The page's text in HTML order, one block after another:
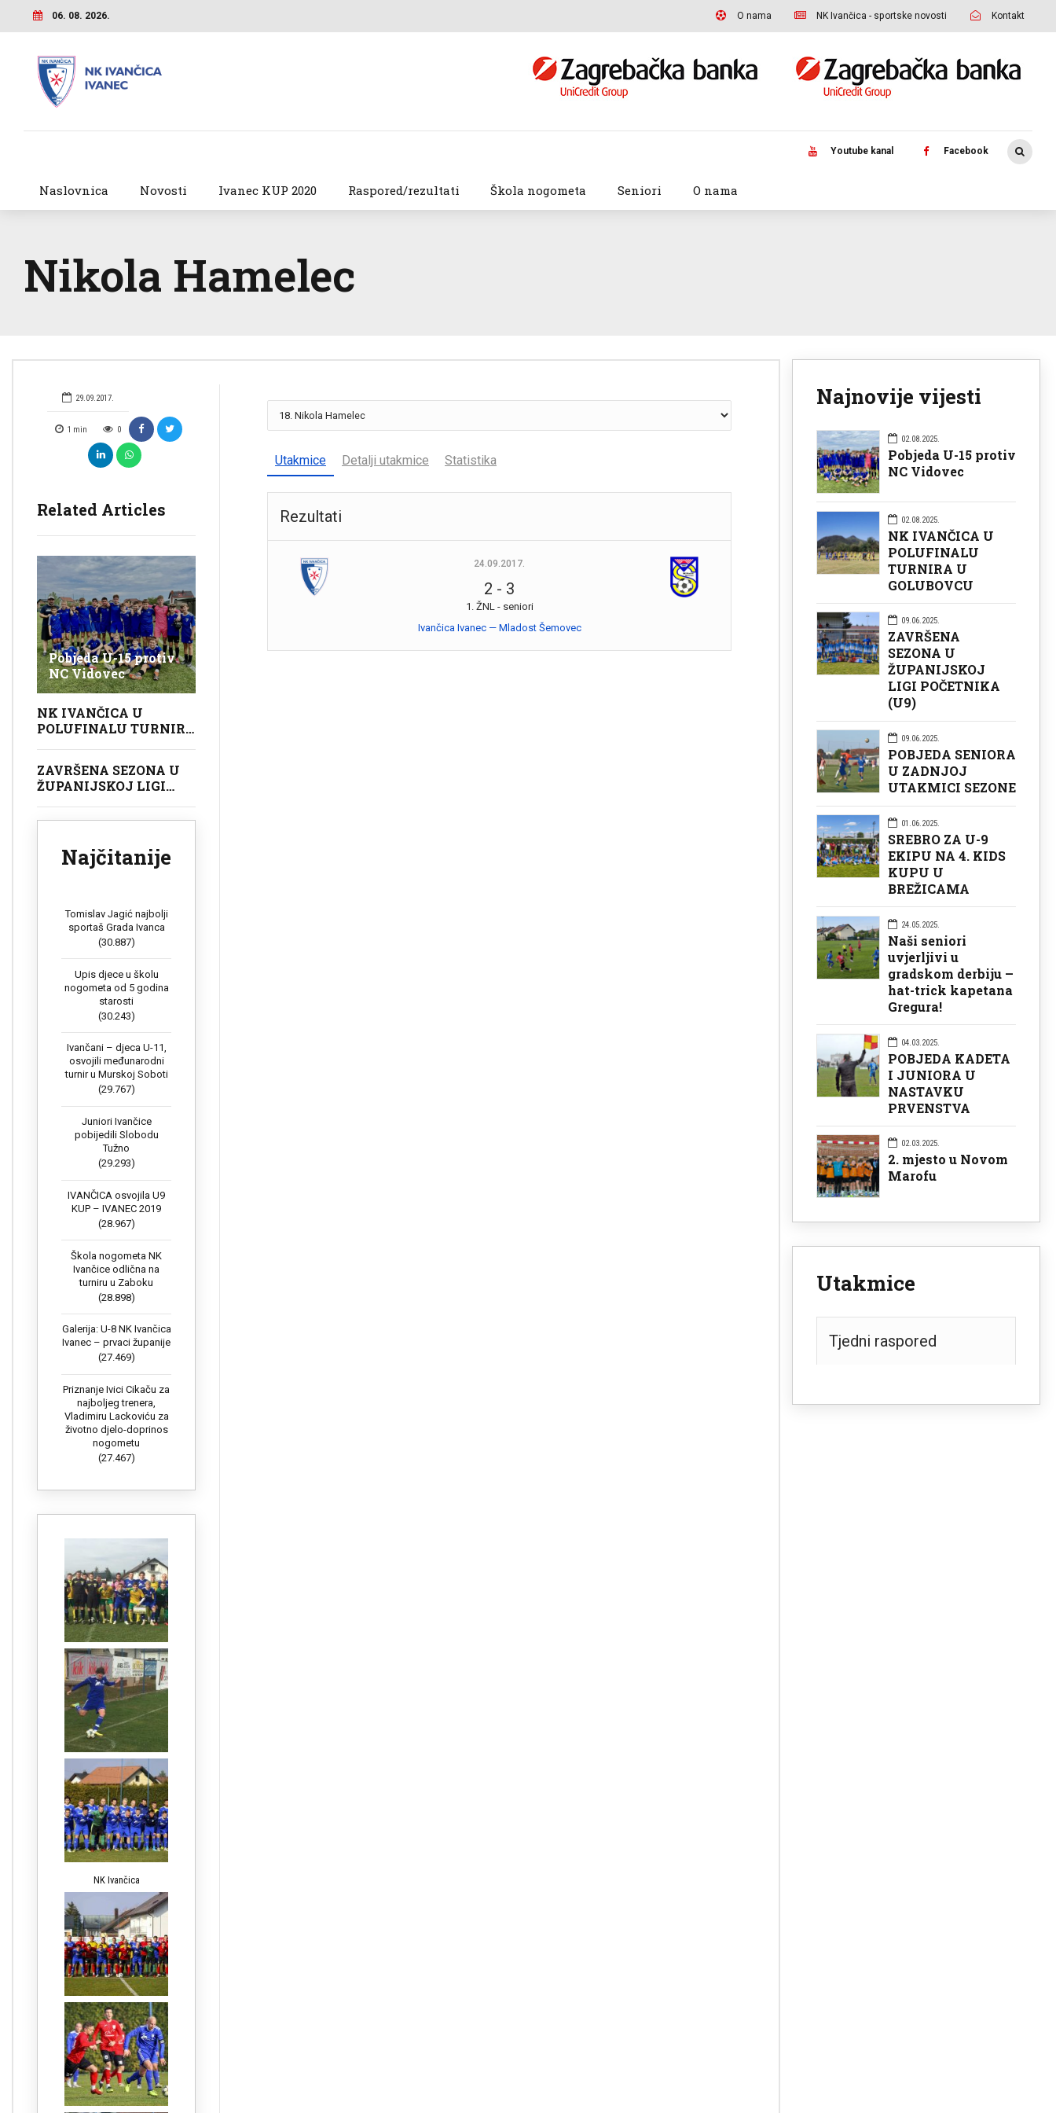
06. 08. 2026. O nama NK Ivančica - sportske novosti Kontakt
Youtube kanal Facebook
Naslovnica Novosti Ivanec KUP 2020 Raspored/rezultati Škola nogometa Seniori O nama
Nikola Hamelec
29.09.2017.
1 min 0
Related Articles
Pobjeda U-15 protiv
NC Vidovec
NK IVANČICA U
POLUFINALU TURNIRA
ZAVRŠENA SEZONA U
ŽUPANIJSKOJ LIGI
Najčitanije
Tomislav Jagić najbolji
sportaš Grada Ivanca
(30.887)
Upis djece u školu
nogometa od 5 godina
starosti
(30.243)
Ivančani – djeca U-11,
osvojili međunarodni
turnir u Murskoj Soboti
(29.767)
Juniori Ivančice
pobijedili Slobodu
Tužno
(29.293)
IVANČICA osvojila U9
KUP – IVANEC 2019
(28.967)
Škola nogometa NK
Ivančice odlična na
turniru u Zaboku
(28.898)
Galerija: U-8 NK Ivančica
Ivanec – prvaci županije
(27.469)
Priznanje Ivici Cikaču za
najboljeg trenera,
Vladimiru Lackoviću za
životno djelo-doprinos
nogometu
(27.467)
NK Ivančica
Utakmice Detalji utakmice Statistika
Rezultati
24.09.2017.
2 - 3
1. ŽNL - seniori
Ivančica Ivanec — Mladost Šemovec
Najnovije vijesti
02.08.2025.
Pobjeda U-15 protiv
NC Vidovec
02.08.2025.
NK IVANČICA U
POLUFINALU
TURNIRA U
GOLUBOVCU
09.06.2025.
ZAVRŠENA
SEZONA U
ŽUPANIJSKOJ
LIGI POČETNIKA
(U9)
09.06.2025.
POBJEDA SENIORA
U ZADNJOJ
UTAKMICI SEZONE
01.06.2025.
SREBRO ZA U-9
EKIPU NA 4. KIDS
KUPU U
BREŽICAMA
24.05.2025.
Naši seniori
uvjerljivi u
gradskom derbiju –
hat-trick kapetana
Gregura!
04.03.2025.
POBJEDA KADETA
I JUNIORA U
NASTAVKU
PRVENSTVA
02.03.2025.
2. mjesto u Novom
Marofu
Utakmice
Tjedni raspored